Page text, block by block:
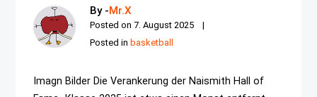
By -Mr.X
Posted on7. August 2025
Posted in basketball
Imagn Bilder Die Verankerung der Naismith Hall of